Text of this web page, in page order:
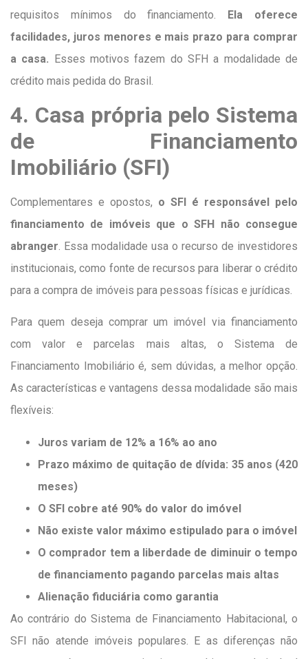
requisitos mínimos do financiamento. Ela oferece
facilidades, juros menores e mais prazo para comprar
a casa. Esses motivos fazem do SFH a modalidade de
crédito mais pedida do Brasil.
4. Casa própria pelo Sistema
de Financiamento
Imobiliário (SFI)
Complementares e opostos, o SFI é responsável pelo
financiamento de imóveis que o SFH não consegue
abranger. Essa modalidade usa o recurso de investidores
institucionais, como fonte de recursos para liberar o crédito
para a compra de imóveis para pessoas físicas e jurídicas.
Para quem deseja comprar um imóvel via financiamento
com valor e parcelas mais altas, o Sistema de
Financiamento Imobiliário é, sem dúvidas, a melhor opção.
As características e vantagens dessa modalidade são mais
flexíveis:
Juros variam de 12% a 16% ao ano
Prazo máximo de quitação de dívida: 35 anos (420
meses)
O SFI cobre até 90% do valor do imóvel
Não existe valor máximo estipulado para o imóvel
O comprador tem a liberdade de diminuir o tempo
de financiamento pagando parcelas mais altas
Alienação fiduciária como garantia
Ao contrário do Sistema de Financiamento Habitacional, o
SFI não atende imóveis populares. E as diferenças não